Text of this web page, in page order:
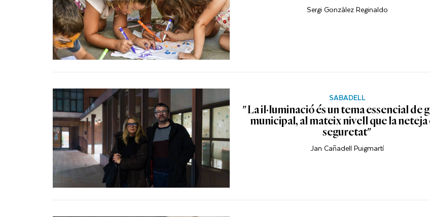
Sergi Gonzàlez Reginaldo
SABADELL
"La il·luminació és un tema essencial de
municipal, al mateix nivell que la neteja
seguretat"
Jan Cañadell Puigmartí